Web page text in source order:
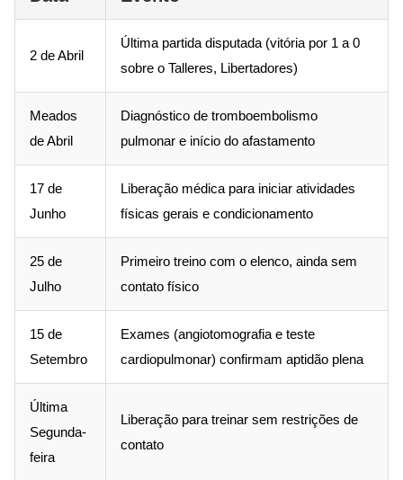
2 de Abril
Última partida disputada (vitória por 1 a 0
sobre o Talleres, Libertadores)
Meados
de Abril
Diagnóstico de tromboembolismo
pulmonar e início do afastamento
17 de
Junho
Liberação médica para iniciar atividades
físicas gerais e condicionamento
25 de
Julho
Primeiro treino com o elenco, ainda sem
contato físico
15 de
Setembro
Exames (angiotomografia e teste
cardiopulmonar) confirmam aptidão plena
Última
Segunda-
feira
Liberação para treinar sem restrições de
contato